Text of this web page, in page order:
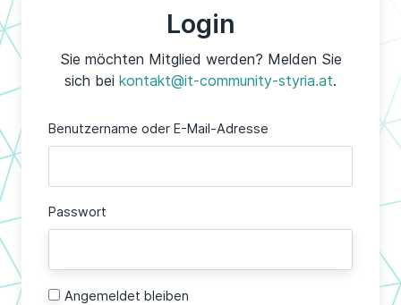
Login
Sie möchten Mitglied werden? Melden Sie
sich bei kontakt@it-community-styria.at.
Benutzername oder E-Mail-Adresse
Passwort
Alternative:
Angemeldet bleiben